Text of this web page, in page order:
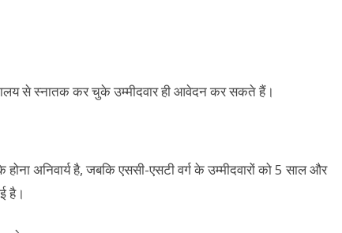
से स्नातक कर चुके उम्मीदवार ही आवेदन कर सकते हैं।
अनिवार्य है, जबकि एससी-एसटी वर्ग के उम्मीदवारों को 5 साल और
है।